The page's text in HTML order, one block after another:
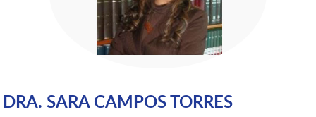
DRA. SARA CAMPOS TORRES